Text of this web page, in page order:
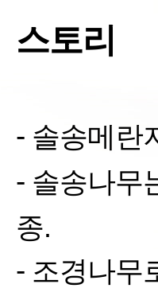
스토리
- 솔송메란
- 솔송나무
종.
- 조경나무